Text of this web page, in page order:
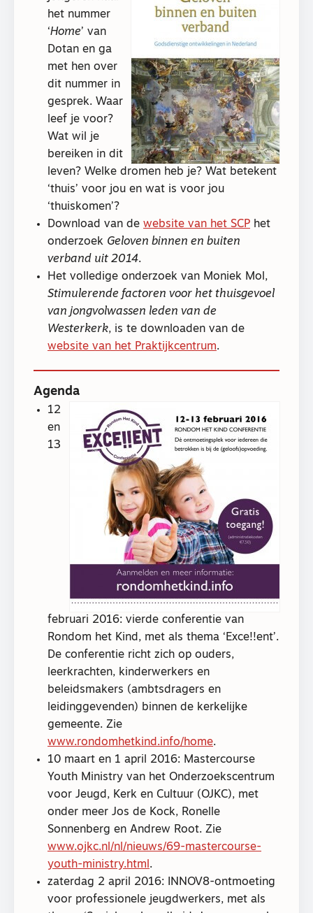
het nummer
‘Home’ van
Dotan en ga
met hen over
dit nummer in
gesprek. Waar
leef je voor?
Wat wil je
bereiken in dit
leven? Welke dromen heb je? Wat betekent
‘thuis’ voor jou en wat is voor jou
‘thuiskomen’?
Download van de website van het SCP het
onderzoek Geloven binnen en buiten
verband uit 2014.
Het volledige onderzoek van Moniek Mol,
Stimulerende factoren voor het thuisgevoel
van jongvolwassen leden van de
Westerkerk, is te downloaden van de
website van het Praktijkcentrum.
Agenda
12
en
13
februari 2016: vierde conferentie van
Rondom het Kind, met als thema ‘Exce!!ent’.
De conferentie richt zich op ouders,
leerkrachten, kinderwerkers en
beleidsmakers (ambtsdragers en
leidinggevenden) binnen de kerkelijke
gemeente. Zie
www.rondomhetkind.info/home.
10 maart en 1 april 2016: Mastercourse
Youth Ministry van het Onderzoekscentrum
voor Jeugd, Kerk en Cultuur (OJKC), met
onder meer Jos de Kock, Ronelle
Sonnenberg en Andrew Root. Zie
www.ojkc.nl/nl/nieuws/69-mastercourse-
youth-ministry.html .
zaterdag 2 april 2016: INNOV8-ontmoeting
voor professionele jeugdwerkers, met als